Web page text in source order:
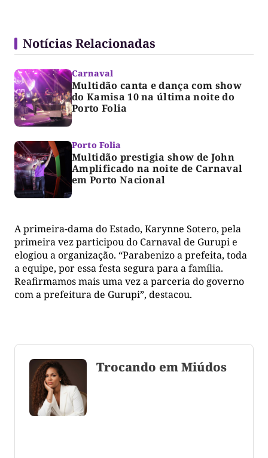
Notícias Relacionadas
Carnaval
Multidão canta e dança com show
do Kamisa 10 na última noite do
Porto Folia
Porto Folia
Multidão prestigia show de John
Amplificado na noite de Carnaval
em Porto Nacional
A primeira-dama do Estado, Karynne Sotero, pela
primeira vez participou do Carnaval de Gurupi e
elogiou a organização. “Parabenizo a prefeita, toda
a equipe, por essa festa segura para a família.
Reafirmamos mais uma vez a parceria do governo
com a prefeitura de Gurupi”, destacou.
Trocando em Miúdos